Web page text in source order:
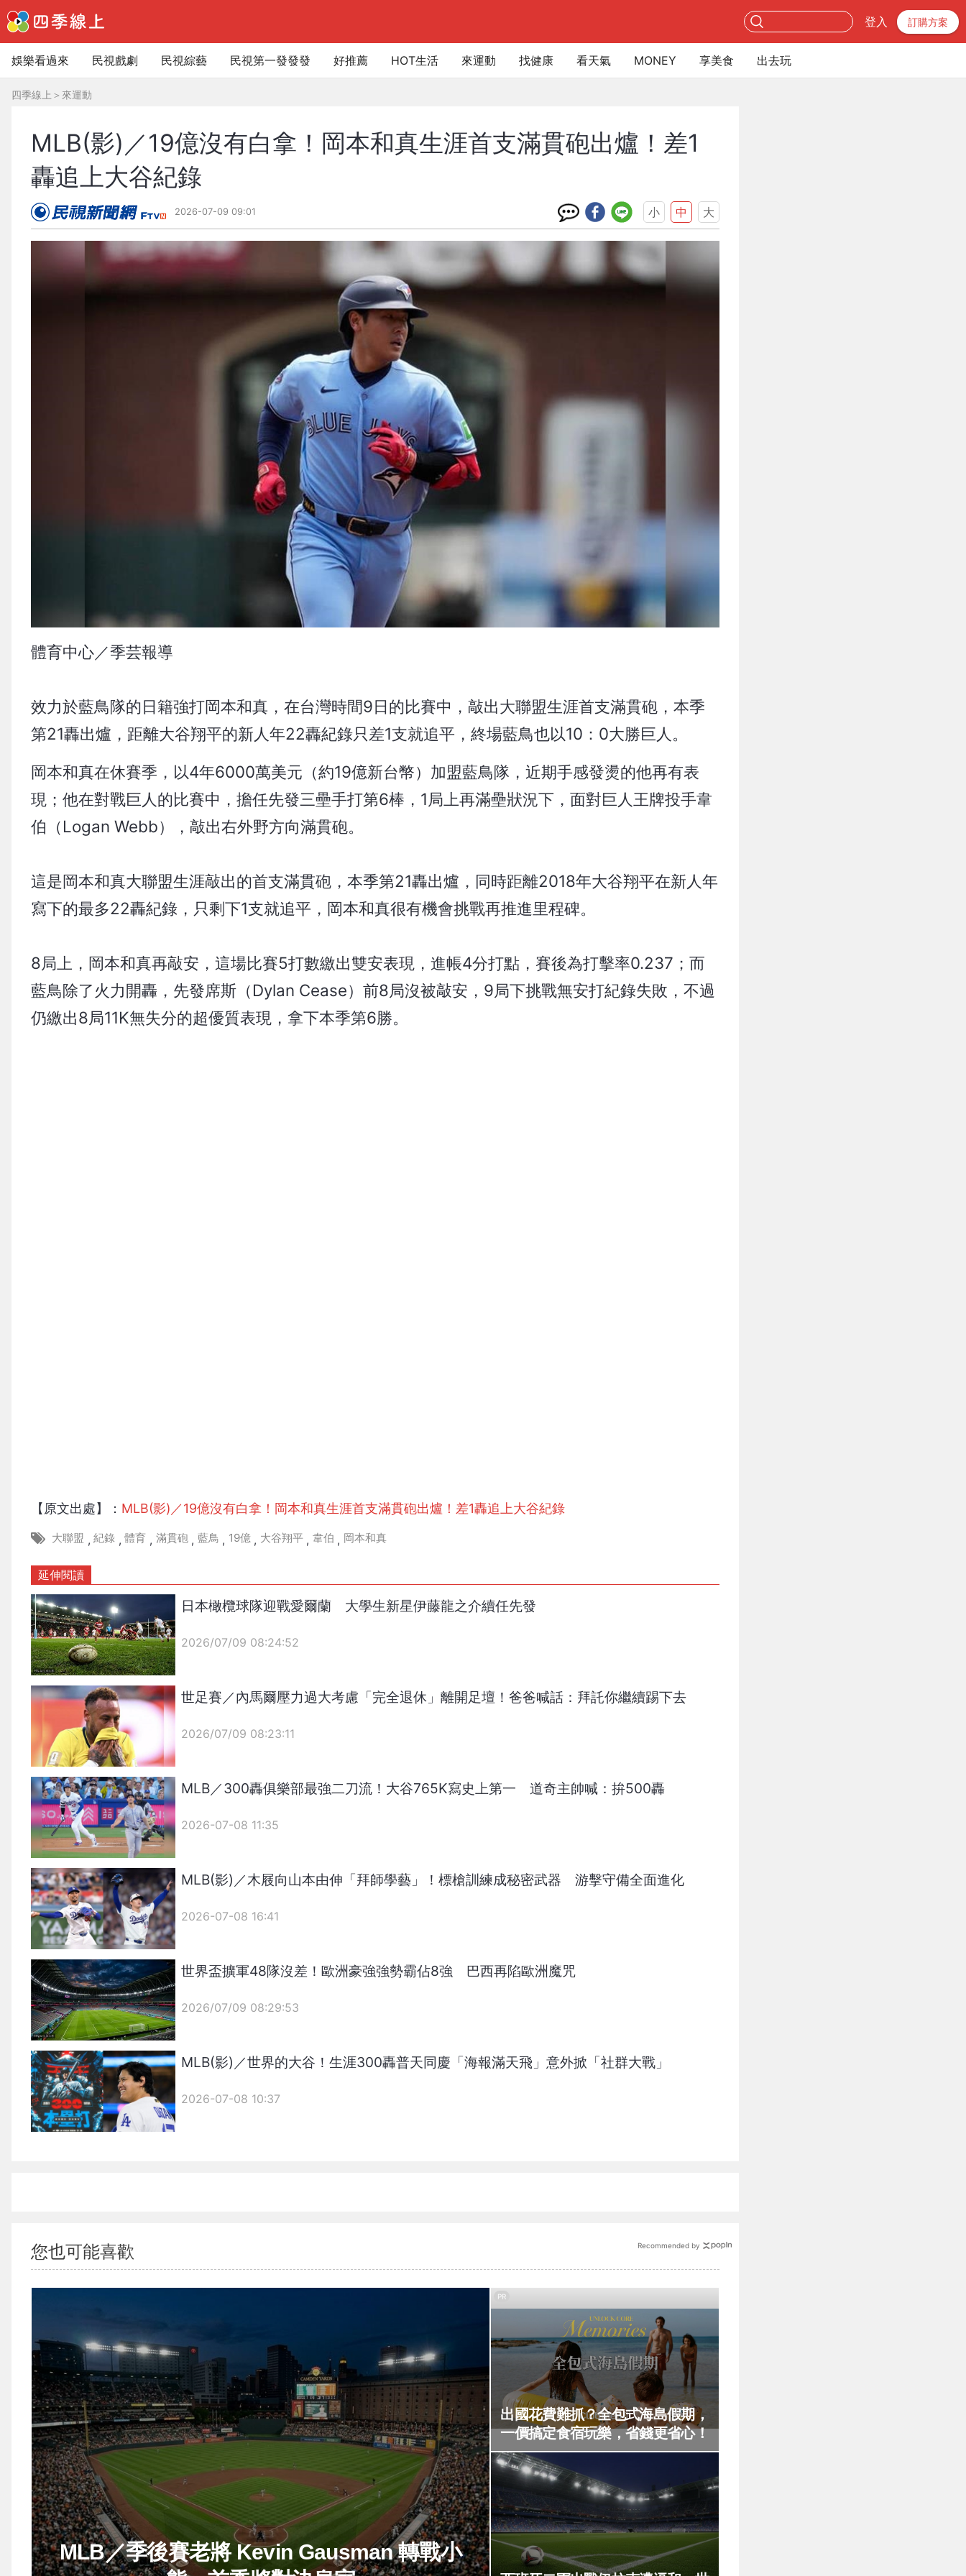
登入 訂購方案
娛樂看過來 民視戲劇 民視綜藝 民視第一發發發 好推薦 HOT生活 來運動 找健康 看天氣 MONEY 享美食 出去玩
四季線上 ＞ 來運動
MLB(影)／19億沒有白拿！岡本和真生涯首支滿貫砲出爐！差1
轟追上大谷紀錄
2026-07-09 09:01 小 中 大
體育中心／季芸報導
效力於藍鳥隊的日籍強打岡本和真，在台灣時間9日的比賽中，敲出大聯盟生涯首支滿貫砲，本季
第21轟出爐，距離大谷翔平的新人年22轟紀錄只差1支就追平，終場藍鳥也以10：0大勝巨人。
岡本和真在休賽季，以4年6000萬美元（約19億新台幣）加盟藍鳥隊，近期手感發燙的他再有表
現；他在對戰巨人的比賽中，擔任先發三壘手打第6棒，1局上再滿壘狀況下，面對巨人王牌投手韋
伯（Logan Webb），敲出右外野方向滿貫砲。
這是岡本和真大聯盟生涯敲出的首支滿貫砲，本季第21轟出爐，同時距離2018年大谷翔平在新人年
寫下的最多22轟紀錄，只剩下1支就追平，岡本和真很有機會挑戰再推進里程碑。
8局上，岡本和真再敲安，這場比賽5打數繳出雙安表現，進帳4分打點，賽後為打擊率0.237；而
藍鳥除了火力開轟，先發席斯（Dylan Cease）前8局沒被敲安，9局下挑戰無安打紀錄失敗，不過
仍繳出8局11K無失分的超優質表現，拿下本季第6勝。
【原文出處】： MLB(影)／19億沒有白拿！岡本和真生涯首支滿貫砲出爐！差1轟追上大谷紀錄
大聯盟 , 紀錄 , 體育 , 滿貫砲 , 藍鳥 , 19億 , 大谷翔平 , 韋伯 , 岡本和真
延伸閱讀
{PLAYICON}
日本橄欖球隊迎戰愛爾蘭 大學生新星伊藤龍之介續任先發
2026/07/09 08:24:52
{PLAYICON}
世足賽／內馬爾壓力過大考慮「完全退休」離開足壇！爸爸喊話：拜託你繼續踢下去
2026/07/09 08:23:11
MLB／300轟俱樂部最強二刀流！大谷765K寫史上第一 道奇主帥喊：拚500轟
2026-07-08 11:35
MLB(影)／木屐向山本由伸「拜師學藝」！標槍訓練成秘密武器 游擊守備全面進化
2026-07-08 16:41
{PLAYICON}
世界盃擴軍48隊沒差！歐洲豪強強勢霸佔8強 巴西再陷歐洲魔咒
2026/07/09 08:29:53
MLB(影)／世界的大谷！生涯300轟普天同慶「海報滿天飛」意外掀「社群大戰」
2026-07-08 10:37
您也可能喜歡
MLB／季後賽老將 Kevin Gausman 轉戰小
出國花費難抓？全包式海島假期，
一價搞定食宿玩樂，省錢更省心！
PR
Recommended by